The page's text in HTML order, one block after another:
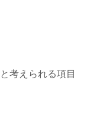
考えられる項目